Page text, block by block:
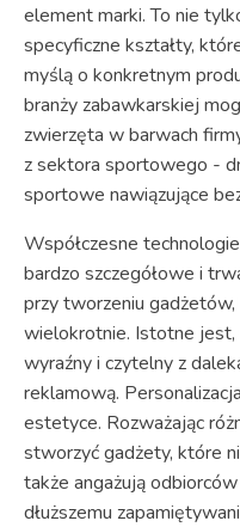
element marki. To nie
specyficzne kształty,
myślą o konkretnym
branży zabawkarskiej
zwierzęta w barwach
z sektora sportowego -
sportowe nawiązujące
Współczesne
bardzo szczegółowe i
przy tworzeniu
wielokrotnie. Istotne jest,
wyraźny i czytelny z
reklamową.
estetyce. Rozważając
stworzyć gadżety, które
także angażują
dłuższemu